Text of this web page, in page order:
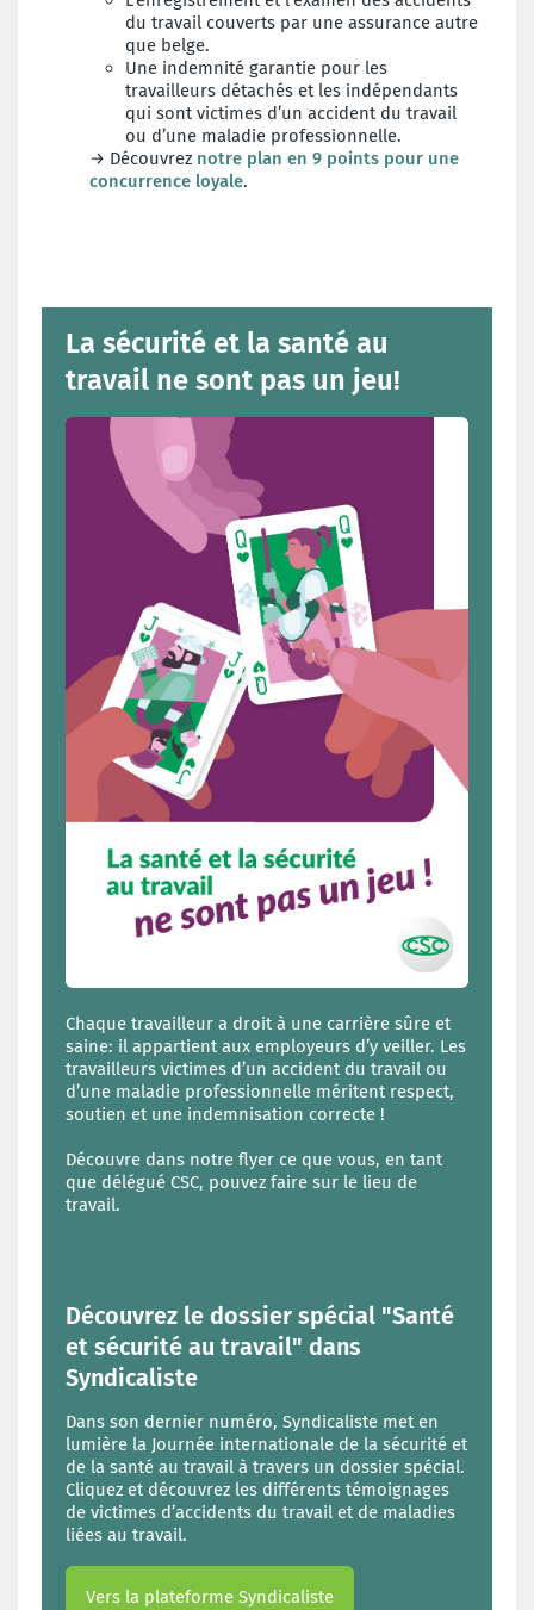
du travail couverts par une assurance autre
que belge.
Une indemnité garantie pour les
travailleurs détachés et les indépendants
qui sont victimes d’un accident du travail
ou d’une maladie professionnelle.
→ Découvrez notre plan en 9 points pour une
concurrence loyale.
La sécurité et la santé au
travail ne sont pas un jeu!
Chaque travailleur a droit à une carrière sûre et
saine: il appartient aux employeurs d’y veiller. Les
travailleurs victimes d’un accident du travail ou
d’une maladie professionnelle méritent respect,
soutien et une indemnisation correcte !
Découvre dans notre flyer ce que vous, en tant
que délégué CSC, pouvez faire sur le lieu de
travail.
Découvrez le dossier spécial "Santé
et sécurité au travail" dans
Syndicaliste
Dans son dernier numéro, Syndicaliste met en
lumière la Journée internationale de la sécurité et
de la santé au travail à travers un dossier spécial.
Cliquez et découvrez les différents témoignages
de victimes d’accidents du travail et de maladies
liées au travail.
Vers la plateforme Syndicaliste